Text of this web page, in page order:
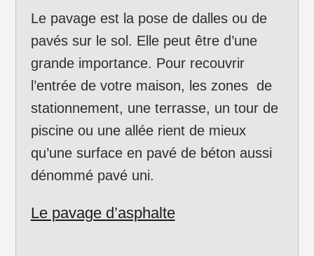
Le pavage est la pose de dalles ou de
pavés sur le sol. Elle peut être d’une
grande importance. Pour recouvrir
l’entrée de votre maison, les zones de
stationnement, une terrasse, un tour de
piscine ou une allée rient de mieux
qu’une surface en pavé de béton aussi
dénommé pavé uni.
Le pavage d’asphalte